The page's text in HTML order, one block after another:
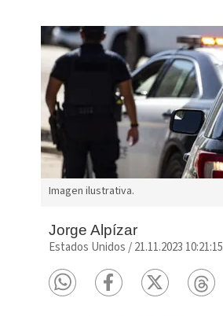
Imagen ilustrativa.
Jorge Alpízar
Estados Unidos /21.11.2023 10:21:15